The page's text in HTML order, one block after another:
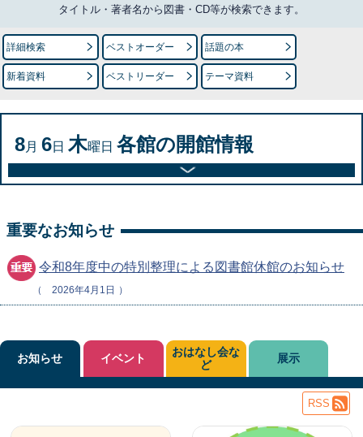
タイトル・著者名から図書・CD等が検索できます。
詳細検索 ベストオーダー 話題の本
新着資料 ベストリーダー テーマ資料
8月 6日 木曜日 各館の開館情報
重要なお知らせ
令和8年度中の特別整理による図書館休館のお知らせ
2026年4月1日
お知らせ イベント
おはなし会な
ど
展示
RSS